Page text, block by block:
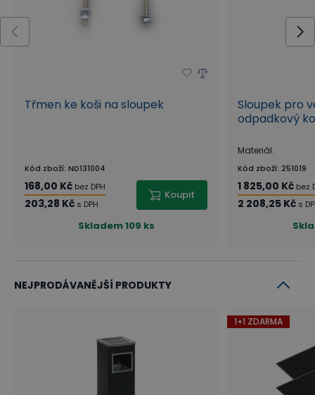
Třmen ke koši na sloupek
Kód zboží: ND131004
168,00 Kč bez DPH
203,28 Kč s DPH
Koupit
Skladem109 ks
Sloupek pro
odpadkový
Materiál:
Kód zboží: 251019
1 825,00 Kč bez
2 208,25 Kč s
NEJPRODÁVANĚJŠÍ PRODUKTY
1+1 ZDARMA